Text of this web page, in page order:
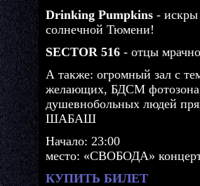
Drinking Pumpkins - искры
солнечной Тюмени!
SECTOR 516 - отцы
А также: огромный зал с
желающих, БДСМ фотозона,
душевнобольных людей
ШАБАШ
Начало: 23:00
место: «СВОБОДА»
КУПИТЬ БИЛЕТ